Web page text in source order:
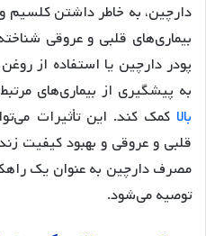
دارچین، به خاطر داشتن کلسیم و
بیماری‌های قلبی و عروقی
پودر دارچین یا استفاده از
به پیشگیری از بیماری‌های
بالا کمک کند. این تأثیرات
قلبی و عروقی و بهبود کیفیت
مصرف دارچین به عنوان یک
توصیه می‌شود.